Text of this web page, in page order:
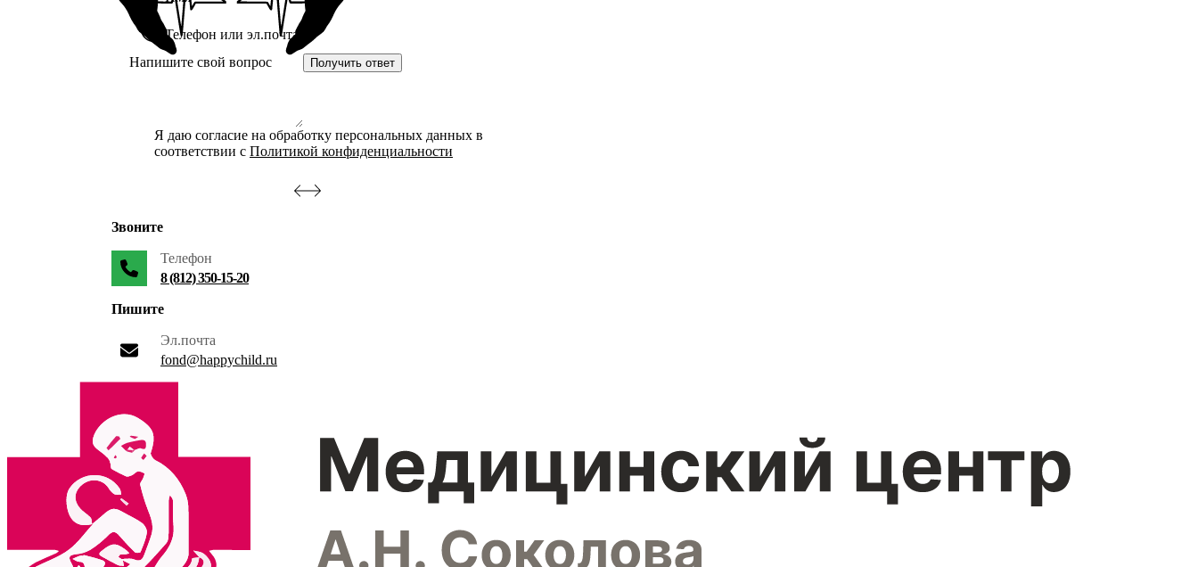
Получить ответ
Я даю согласие на обработку персональных данных в
соответствии с Политикой конфиденциальности
Звоните
Телефон
8 (812) 350-15-20
Пишите
Эл.почта
fond@happychild.ru